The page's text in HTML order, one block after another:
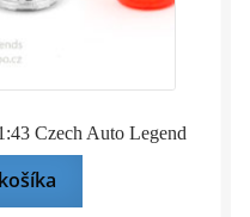
Czech Auto Legend